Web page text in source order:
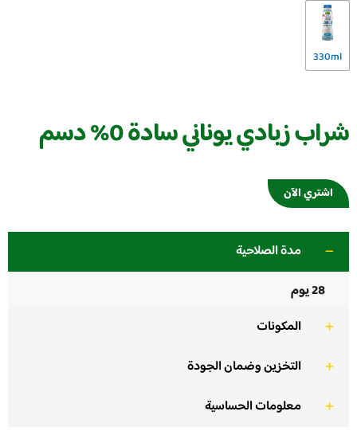
330ml
شراب زبادي يوناني سادة 0% دسم
اشتري الآن
مدة الصلاحية
28 يوم
المكونات
التخزين وضمان الجودة
معلومات الحساسية